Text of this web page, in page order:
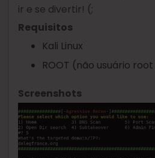
ir e se divertir! (;
Requisitos
Kali Linux
ROOT (não usuário
Screenshots